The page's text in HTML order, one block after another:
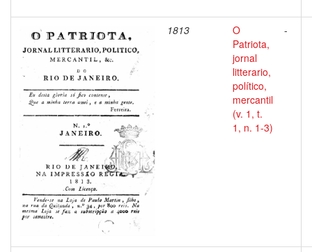
1813
O
Patriota,
jornal
litterario,
político,
mercantil
(v. 1, t.
1, n. 1-3)
-